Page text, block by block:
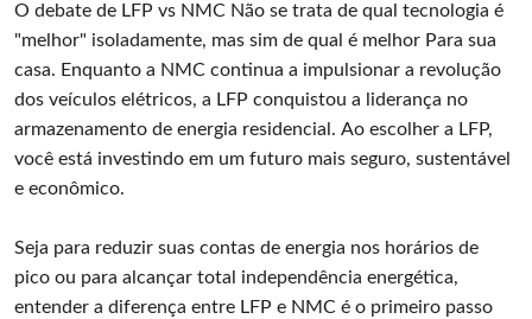
O debate de LFP vs NMC Não se trata de qual tecnologia é
"melhor" isoladamente, mas sim de qual é melhor Para sua
casa. Enquanto a NMC continua a impulsionar a revolução
dos veículos elétricos, a LFP conquistou a liderança no
armazenamento de energia residencial. Ao escolher a LFP,
você está investindo em um futuro mais seguro, sustentável
e econômico.
Seja para reduzir suas contas de energia nos horários de
pico ou para alcançar total independência energética,
entender a diferença entre LFP e NMC é o primeiro passo